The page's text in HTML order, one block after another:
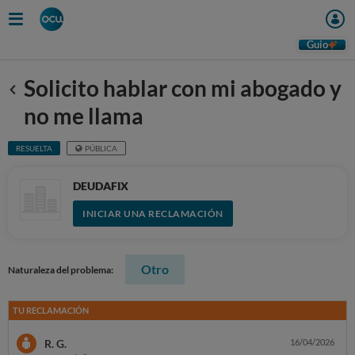
Guio
Anterior
Solicito hablar con mi abogado y
no me llama
RESUELTA PÚBLICA
DEUDAFIX
INICIAR UNA RECLAMACIÓN
Naturaleza del problema: Otro
TU RECLAMACIÓN
R. G. 16/04/2026